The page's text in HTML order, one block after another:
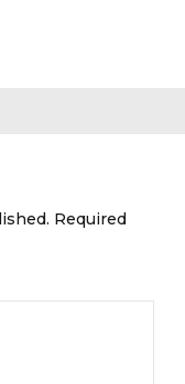
Required